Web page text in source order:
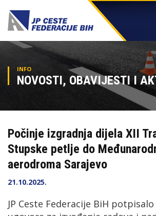
INFO
NOVOSTI, OBAVIJESTI I
Počinje izgradnja dijela XII
Stupske petlje do
aerodroma Sarajevo
21.10.2025.
JP Ceste Federacije BiH